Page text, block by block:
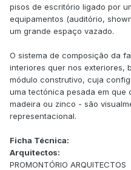
pisos de escritório ligado por
equipamentos (auditório,
um grande espaço vazado.
O sistema de composição da
interiores quer nos exteriores,
módulo construtivo, cuja
uma tectónica pesada em que
madeira ou zinco - são
representacional.
Ficha Técnica:
Arquitectos:
PROMONTÓRIO ARQUITECTOS